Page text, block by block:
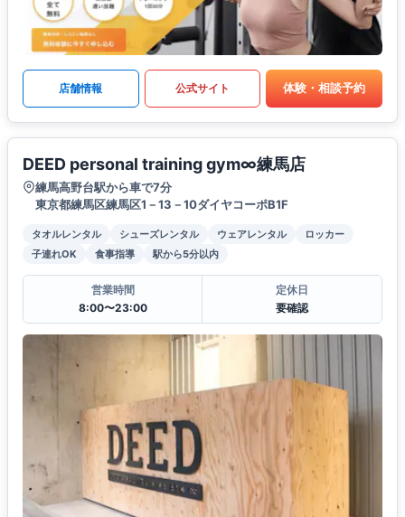
店舗情報 公式サイト 体験・相談予約
DEED personal training gym∞練馬店
練馬高野台駅から車で7分
東京都練馬区練馬区1－13－10ダイヤコーポB1F
タオルレンタル シューズレンタル ウェアレンタル
ロッカー
子連れOK
食事指導 駅から5分以内
営業時間
8:00〜23:00
定休日
要確認